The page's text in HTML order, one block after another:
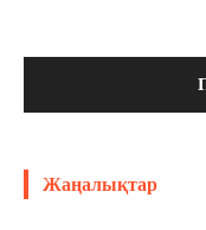
Жаңалықтар